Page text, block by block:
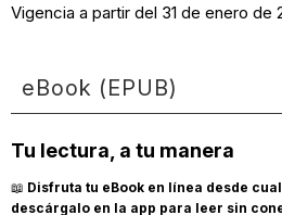
Vigencia a partir del 31 de enero de
eBook (EPUB)
Tu lectura, a tu manera
📖 Disfruta tu eBook en línea desde
descárgalo en la app para leer sin